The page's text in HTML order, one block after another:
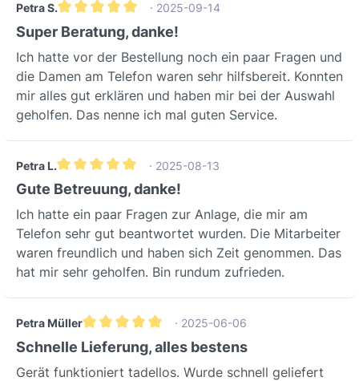
Petra S.
Durchschnittliche Bewertung von 5 von 5 Sternen
· 2025-09-14
Super Beratung, danke!
Ich hatte vor der Bestellung noch ein paar Fragen und
die Damen am Telefon waren sehr hilfsbereit. Konnten
mir alles gut erklären und haben mir bei der Auswahl
geholfen. Das nenne ich mal guten Service.
Petra L.
Durchschnittliche Bewertung von 5 von 5 Sternen
· 2025-08-13
Gute Betreuung, danke!
Ich hatte ein paar Fragen zur Anlage, die mir am
Telefon sehr gut beantwortet wurden. Die Mitarbeiter
waren freundlich und haben sich Zeit genommen. Das
hat mir sehr geholfen. Bin rundum zufrieden.
Petra Müller
Durchschnittliche Bewertung von 5 von 5 Sternen
· 2025-06-06
Schnelle Lieferung, alles bestens
Gerät funktioniert tadellos. Wurde schnell geliefert